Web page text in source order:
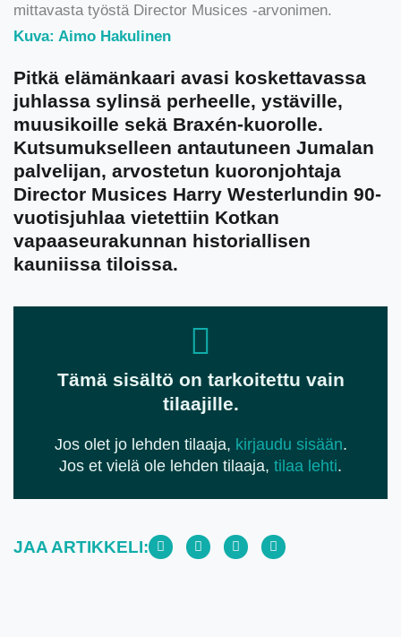
mittavasta työstä Director Musices -arvonimen.
Kuva: Aimo Hakulinen
Pitkä elämänkaari avasi koskettavassa
juhlassa sylinsä perheelle, ystäville,
muusikoille sekä Braxén-kuorolle.
Kutsumukselleen antautuneen Jumalan
palvelijan, arvostetun kuoronjohtaja
Director Musices Harry Westerlundin 90-
vuotisjuhlaa vietettiin Kotkan
vapaaseurakunnan historiallisen
kauniissa tiloissa.
Tämä sisältö on tarkoitettu vain
tilaajille.
Jos olet jo lehden tilaaja, kirjaudu sisään.
Jos et vielä ole lehden tilaaja, tilaa lehti.
JAA ARTIKKELI: